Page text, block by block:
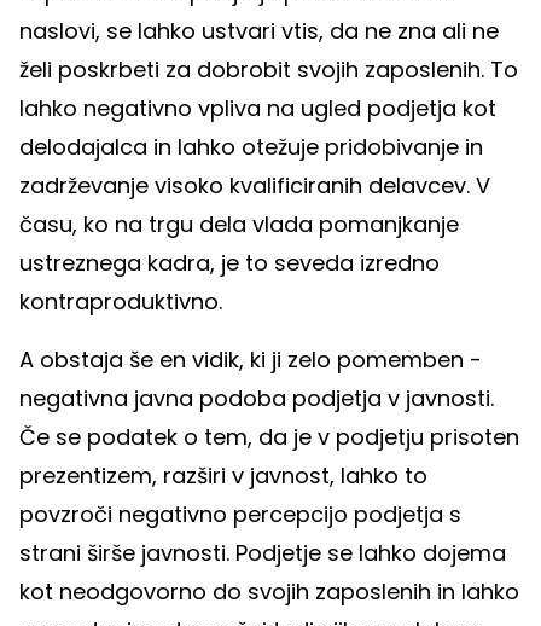
naslovi, se lahko ustvari vtis, da ne zna ali ne
želi poskrbeti za dobrobit svojih zaposlenih. To
lahko negativno vpliva na ugled podjetja kot
delodajalca in lahko otežuje pridobivanje in
zadrževanje visoko kvalificiranih delavcev. V
času, ko na trgu dela vlada pomanjkanje
ustreznega kadra, je to seveda izredno
kontraproduktivno.
A obstaja še en vidik, ki ji zelo pomemben -
negativna javna podoba podjetja v javnosti.
Če se podatek o tem, da je v podjetju prisoten
prezentizem, razširi v javnost, lahko to
povzroči negativno percepcijo podjetja s
strani širše javnosti. Podjetje se lahko dojema
kot neodgovorno do svojih zaposlenih in lahko